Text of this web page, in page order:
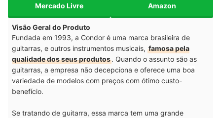
Mercado Livre Amazon
Visão Geral do Produto
Fundada em 1993, a Condor é uma marca brasileira de
guitarras, e outros instrumentos musicais, famosa pela
qualidade dos seus produtos. Quando o assunto são as
guitarras, a empresa não decepciona e oferece uma boa
variedade de modelos com preços com ótimo custo-
benefício.
Se tratando de guitarra, essa marca tem uma grande